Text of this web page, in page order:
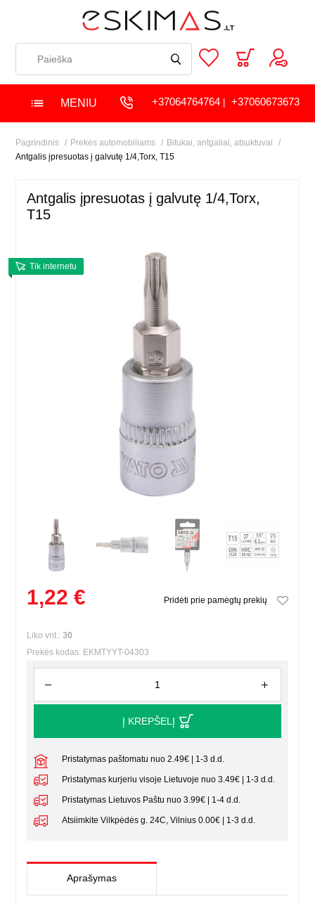
MENIU +37064764764| +37060673673
Pagrindinis Prekės automobiliams
Bitukai, antgaliai, atsuktuvai
Antgalis įpresuotas į galvutę 1/4,Torx, T15
Antgalis įpresuotas į galvutę 1/4,Torx,
T15
Tik internetu
1,22 € Pridėti prie pamėgtų prekių
Liko vnt.:30
Prekės kodas: EKMTYYT-04303
Į KREPŠELĮ
Pristatymas paštomatu nuo 2.49€ | 1-3 d.d.
Pristatymas kurjeriu visoje Lietuvoje nuo 3.49€ | 1-3 d.d.
Pristatymas Lietuvos Paštu nuo 3.99€ | 1-4 d.d.
Atsiimkite Vilkpėdės g. 24C, Vilnius 0.00€ | 1-3 d.d.
Aprašymas